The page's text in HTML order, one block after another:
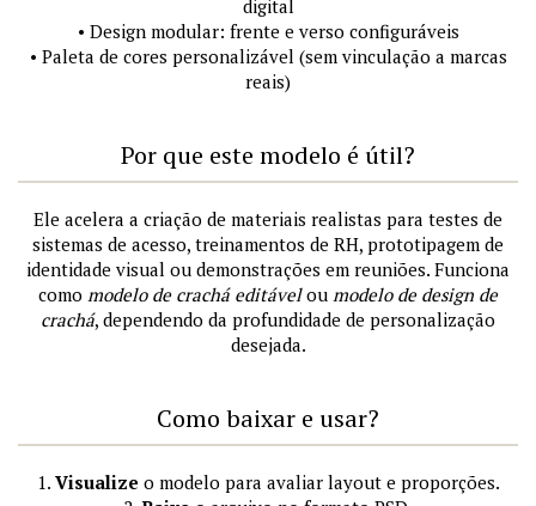
digital
• Design modular: frente e verso configuráveis
• Paleta de cores personalizável (sem vinculação a marcas
reais)
Por que este modelo é útil?
Ele acelera a criação de materiais realistas para testes de
sistemas de acesso, treinamentos de RH, prototipagem de
identidade visual ou demonstrações em reuniões. Funciona
como modelo de crachá editávelou modelo de design de
crachá, dependendo da profundidade de personalização
desejada.
Como baixar e usar?
1. Visualize o modelo para avaliar layout e proporções.